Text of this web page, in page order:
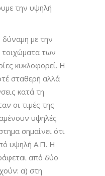
την υψηλή
δύναμη με την
τοιχώματα των
κυκλοφορεί. Η
σταθερή αλλά
κατά τη
οι τιμές της
υψηλές
σημαίνει ότι
υψηλή Α.Π. Η
από δύο
α) στη